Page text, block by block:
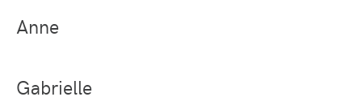
Anne
Gabrielle